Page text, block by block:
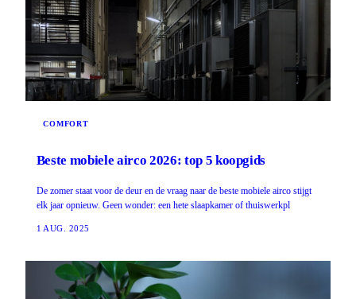
COMFORT
Beste mobiele airco 2026: top 5 koopgids
De zomer staat voor de deur en de vraag naar de beste mobiele airco stijgt
elk jaar opnieuw. Geen wonder: een hete slaapkamer of thuiswerkpl
1 AUG. 2025